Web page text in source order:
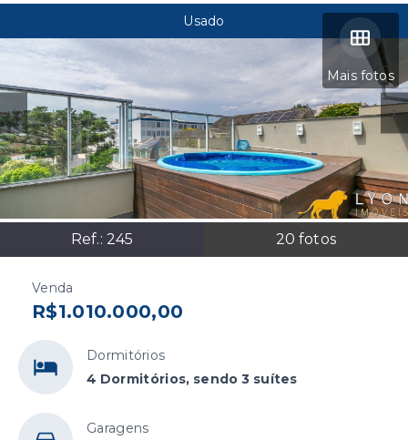
Mais fotos
Ref.: 245 20 fotos
Usado
Venda
R$1.010.000,00
Dormitórios
4 Dormitórios, sendo 3 suítes
Garagens